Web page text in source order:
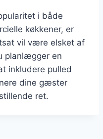
i både
køkkener, er
vil være elsket af
planlægger en
inkludere pulled
dine gæster
ret.